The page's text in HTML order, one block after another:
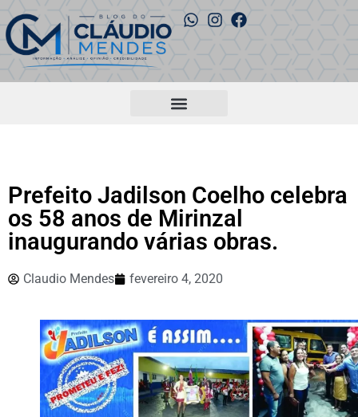
Prefeito Jadilson Coelho celebra
os 58 anos de Mirinzal
inaugurando várias obras.
Claudio Mendes fevereiro 4, 2020